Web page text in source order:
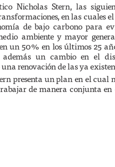
Nicholas Stern, las
en las cuales
de bajo carbono para
ambiente y mayor
un 50% en los últimos 25
un cambio en el
renovación de las ya
presenta un plan en el cual
de manera conjunta en